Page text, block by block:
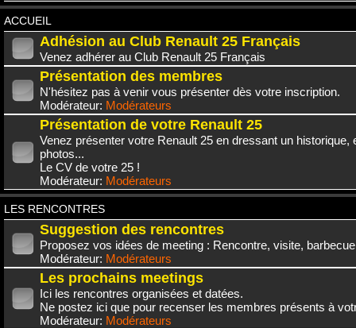
ACCUEIL
Adhésion au Club Renault 25 Français
Venez adhérer au Club Renault 25 Français
Présentation des membres
N'hésitez pas à venir vous présenter dès votre inscription.
Modérateur: Modérateurs
Présentation de votre Renault 25
Venez présenter votre Renault 25 en dressant un historique,
photos...
Le CV de votre 25 !
Modérateur: Modérateurs
LES RENCONTRES
Suggestion des rencontres
Proposez vos idées de meeting : Rencontre, visite,
Modérateur: Modérateurs
Les prochains meetings
Ici les rencontres organisées et datées.
Ne postez ici que pour recenser les membres présents à
Modérateur: Modérateurs